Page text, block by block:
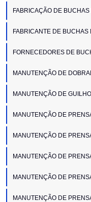
FABRICAÇÃO DE
FABRICANTE DE BUCHAS
FORNECEDORES DE
MANUTENÇÃO DE
MANUTENÇÃO DE
MANUTENÇÃO DE
MANUTENÇÃO DE
MANUTENÇÃO DE
MANUTENÇÃO DE
MANUTENÇÃO DE